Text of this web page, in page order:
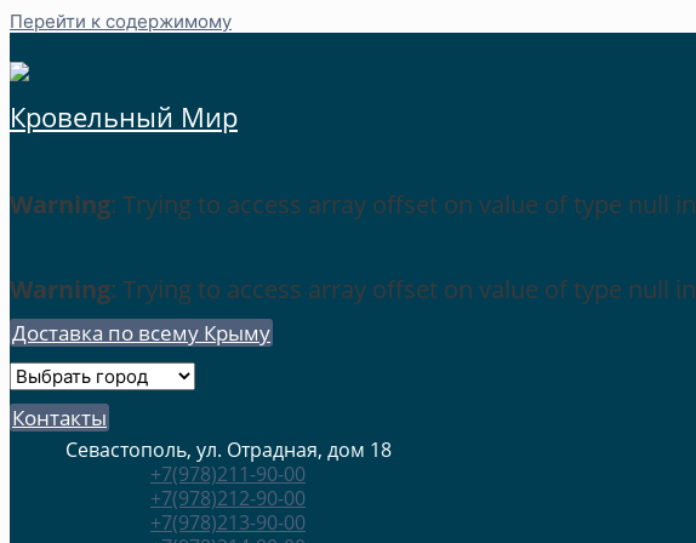
Перейти к содержимому
Кровельный Мир
Warning: Trying to access array offset on value of type null in
Warning: Trying to access array offset on value of type null in
Доставка по всему Крыму
Контакты
Севастополь, ул. Отрадная, дом 18
+7(978)211-90-00
+7(978)212-90-00
+7(978)213-90-00